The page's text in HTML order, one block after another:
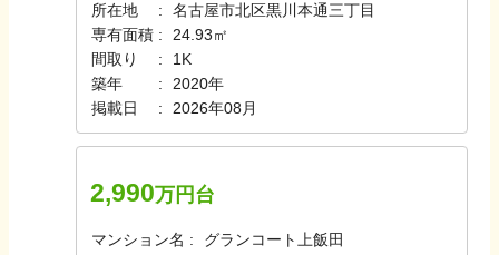
所在地
名古屋市北区黒川本通三丁目
専有面積
24.93㎡
間取り
1K
築年
2020年
掲載日
2026年08月
2,990万円台
マンション名
グランコート上飯田